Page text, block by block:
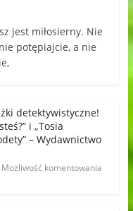
jest miłosierny. Nie
potępiajcie, a nie
detektywistyczne!
i „Tosia
– Wydawnictwo
Możliwość komentowania